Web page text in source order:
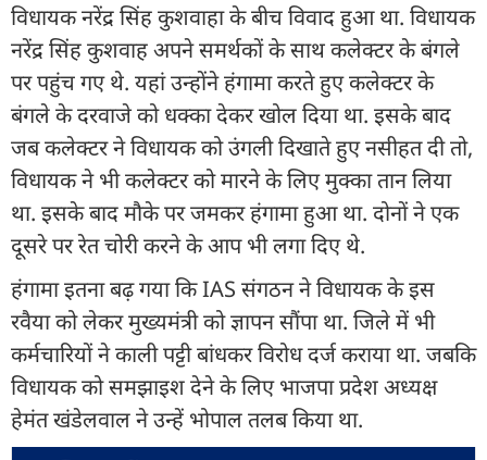
विधायक नरेंद्र सिंह कुशवाहा के बीच विवाद हुआ था. विधायक
नरेंद्र सिंह कुशवाह अपने समर्थकों के साथ कलेक्टर के बंगले
पर पहुंच गए थे. यहां उन्होंने हंगामा करते हुए कलेक्टर के
बंगले के दरवाजे को धक्का देकर खोल दिया था. इसके बाद
जब कलेक्टर ने विधायक को उंगली दिखाते हुए नसीहत दी तो,
विधायक ने भी कलेक्टर को मारने के लिए मुक्का तान लिया
था. इसके बाद मौके पर जमकर हंगामा हुआ था. दोनों ने एक
दूसरे पर रेत चोरी करने के आप भी लगा दिए थे.
हंगामा इतना बढ़ गया कि IAS संगठन ने विधायक के इस
रवैया को लेकर मुख्यमंत्री को ज्ञापन सौंपा था. जिले में भी
कर्मचारियों ने काली पट्टी बांधकर विरोध दर्ज कराया था. जबकि
विधायक को समझाइश देने के लिए भाजपा प्रदेश अध्यक्ष
हेमंत खंडेलवाल ने उन्हें भोपाल तलब किया था.